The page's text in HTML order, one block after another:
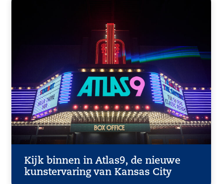
Kijk binnen in Atlas9, de nieuwe
kunstervaring van Kansas City